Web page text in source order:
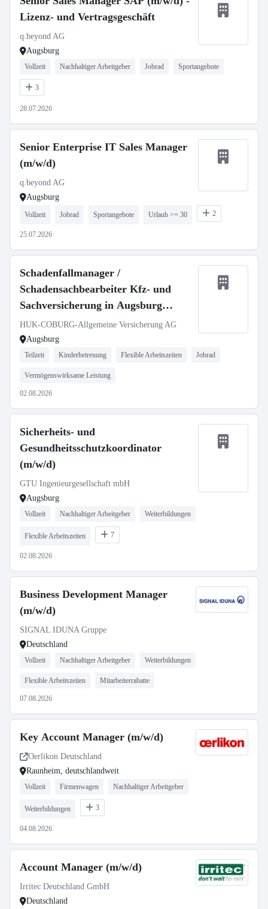
Lizenz- und Vertragsgeschäft
q.beyond AG
Augsburg
Vollzeit Nachhaltiger Arbeitgeber Jobrad Sportangebote
3
28.07.2026
Senior Enterprise IT Sales Manager
(m/w/d)
q.beyond AG
Augsburg
Vollzeit Jobrad Sportangebote Urlaub >= 30 2
25.07.2026
Schadenfallmanager /
Schadensachbearbeiter Kfz- und
Sachversicherung in Augsburg
(w/m/d)
HUK-COBURG-Allgemeine Versicherung AG
Augsburg
Teilzeit Kinderbetreuung Flexible Arbeitszeiten Jobrad
Vermögenswirksame Leistung
02.08.2026
Sicherheits- und
Gesundheitsschutzkoordinator
(m/w/d)
GTU Ingenieurgesellschaft mbH
Augsburg
Vollzeit Nachhaltiger Arbeitgeber Weiterbildungen
Flexible Arbeitszeiten 7
02.08.2026
Business Development Manager
(m/w/d)
SIGNAL IDUNA Gruppe
Deutschland
Vollzeit Nachhaltiger Arbeitgeber Weiterbildungen
Flexible Arbeitszeiten Mitarbeiterrabatte
07.08.2026
Key Account Manager (m/w/d)
Oerlikon Deutschland
Raunheim, deutschlandweit
Vollzeit Firmenwagen Nachhaltiger Arbeitgeber
Weiterbildungen 3
04.08.2026
Account Manager (m/w/d)
Irritec Deutschland GmbH
Deutschland